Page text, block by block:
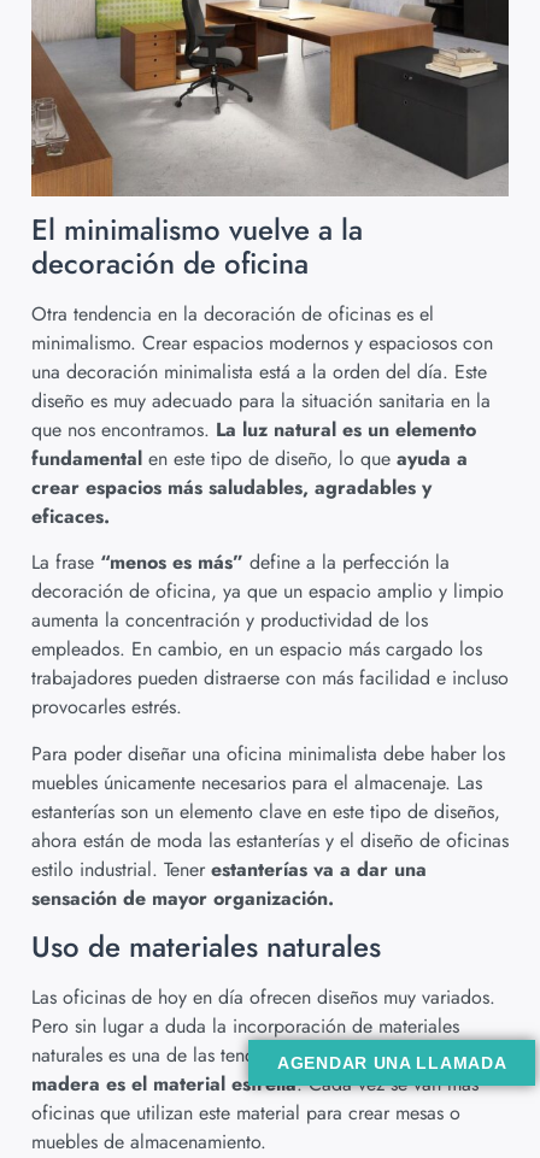
AGENDAR UNA LLAMADA
El minimalismo vuelve a la
decoración de oficina
Otra tendencia en la decoración de oficinas es el
minimalismo. Crear espacios modernos y espaciosos con
una decoración minimalista está a la orden del día. Este
diseño es muy adecuado para la situación sanitaria en la
que nos encontramos. La luz natural es un elemento
fundamental en este tipo de diseño, lo que ayuda a
crear espacios más saludables, agradables y
eficaces.
La frase “menos es más” define a la perfección la
decoración de oficina, ya que un espacio amplio y limpio
aumenta la concentración y productividad de los
empleados. En cambio, en un espacio más cargado los
trabajadores pueden distraerse con más facilidad e incluso
provocarles estrés.
Para poder diseñar una oficina minimalista debe haber los
muebles únicamente necesarios para el almacenaje. Las
estanterías son un elemento clave en este tipo de diseños,
ahora están de moda las estanterías y el diseño de oficinas
estilo industrial. Tener estanterías va a dar una
sensación de mayor organización.
Uso de materiales naturales
Las oficinas de hoy en día ofrecen diseños muy variados.
Pero sin lugar a duda la incorporación de materiales
naturales es una de las tendencias con más éxito. La
madera es el material estrella. Cada vez se van más
oficinas que utilizan este material para crear mesas o
muebles de almacenamiento.